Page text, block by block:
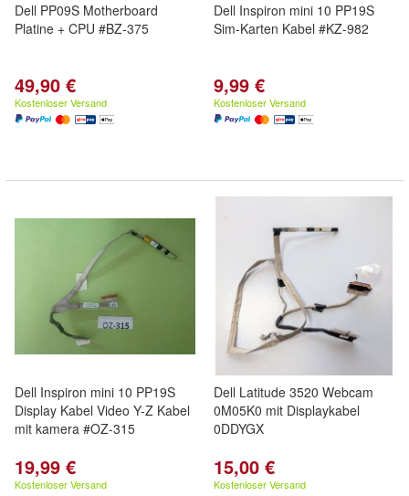
Dell PP09S Motherboard
Platine + CPU #BZ-375
49,90 €
Kostenloser Versand
Dell Inspiron mini 10 PP19S
Sim-Karten Kabel #KZ-982
9,99 €
Kostenloser Versand
Dell Inspiron mini 10 PP19S
Display Kabel Video Y-Z Kabel
mit kamera #OZ-315
19,99 €
Kostenloser Versand
Dell Latitude 3520 Webcam
0M05K0 mit Displaykabel
0DDYGX
15,00 €
Kostenloser Versand